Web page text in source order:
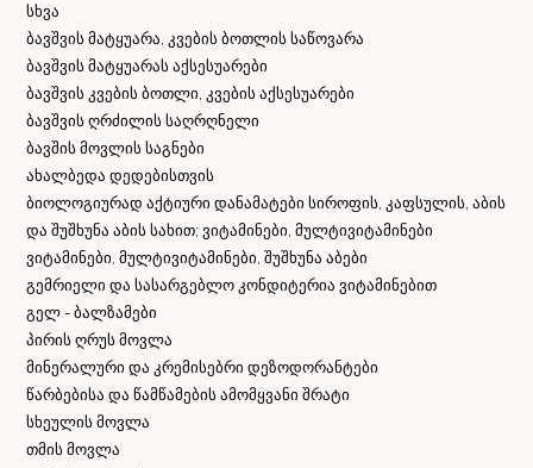
სხვა
ბავშვის მატყუარა, კვების ბოთლის საწოვარა
ბავშვის მატყუარას აქსესუარები
ბავშვის კვების ბოთლი, კვების აქსესუარები
ბავშვის ღრძილის საღრღნელი
ბავშის მოვლის საგნები
ახალბედა დედებისთვის
ბიოლოგიურად აქტიური დანამატები სიროფის, კაფსულის, აბის
და შუშხუნა აბის სახით; ვიტამინები, მულტივიტამინები
ვიტამინები, მულტივიტამინები, შუშხუნა აბები
გემრიელი და სასარგებლო კონდიტერია ვიტამინებით
გელ - ბალზამები
პირის ღრუს მოვლა
მინერალური და კრემისებრი დეზოდორანტები
წარბებისა და წამწამების ამომყვანი შრატი
სხეულის მოვლა
თმის მოვლა